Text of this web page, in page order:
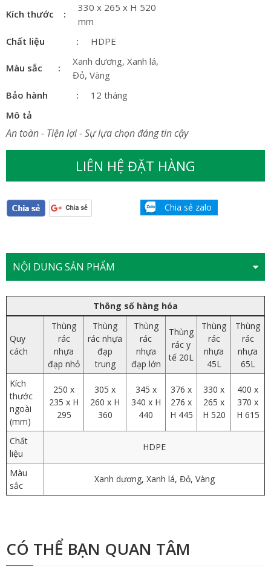
Kích thước
330 x 265 x H 520
mm
Chất liệu
HDPE
Màu sắc
Xanh dương, Xanh lá,
Đỏ, Vàng
Bảo hành
12 tháng
Mô tả
An toàn - Tiện lợi - Sự lựa chọn đáng tin cậy
LIÊN HỆ ĐẶT HÀNG
Chia sẻ zalo
NỘI DUNG SẢN PHẨM
Thông số hàng hóa
Quy
cách
Thùng
rác
nhựa
đạp nhỏ
Thùng
rác nhựa
đạp
trung
Thùng
rác
nhựa
đạp lớn
Thùng
rác y
tế 20L
Thùng
rác
nhựa
45L
Thùng
rác
nhựa
65L
Kích
thước
ngoài
(mm)
250 x
235 x H
295
305 x
260 x H
360
345 x
340 x H
440
376 x
276 x
H 445
330 x
265 x
H 520
400 x
370 x
H 615
Chất
liệu
HDPE
Màu
sắc
Xanh dương, Xanh lá, Đỏ, Vàng
CÓ THỂ BẠN QUAN TÂM